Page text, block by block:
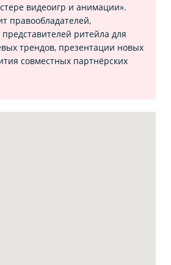
видеоигр и анимации».
правообладателей,
ритейла для
трендов, презентации новых
совместных партнёрских